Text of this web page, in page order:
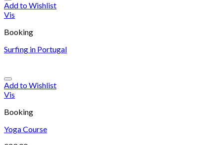
Add to Wishlist
Vis
Booking
Surfing in Portugal
Add to Wishlist
Vis
Booking
Yoga Course